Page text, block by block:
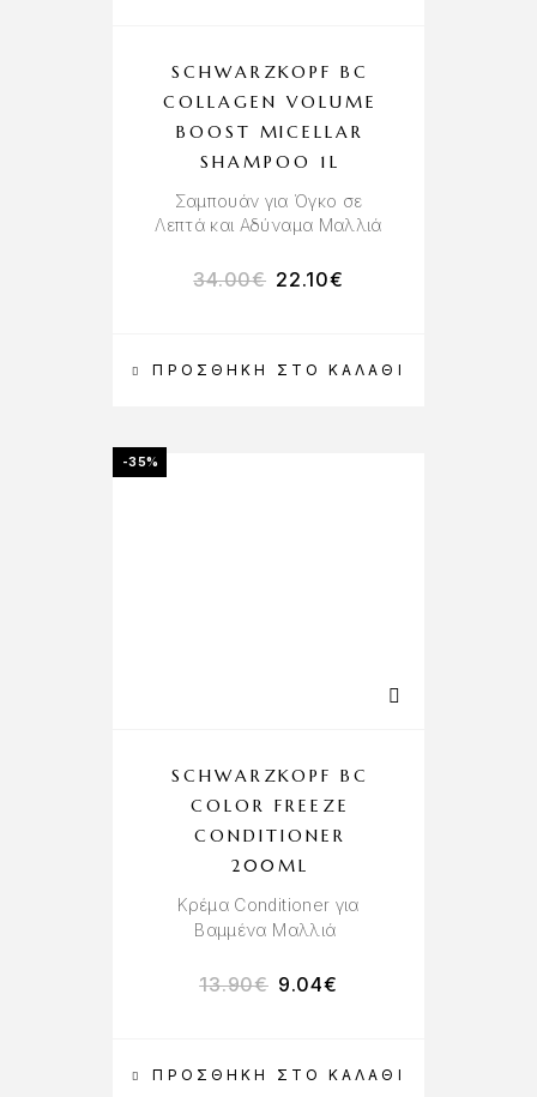
ΠΡΟΣΘΉΚΗ ΣΤΟ ΚΑΛΆΘΙ
SCHWARZKOPF BC
COLLAGEN VOLUME
BOOST MICELLAR
SHAMPOO 1L
Σαμπουάν για Όγκο σε
Λεπτά και Αδύναμα Μαλλιά
34.00€ 22.10€
-35%
ΠΡΟΣΘΉΚΗ ΣΤΟ ΚΑΛΆΘΙ
SCHWARZKOPF BC
COLOR FREEZE
CONDITIONER
200ML
Κρέμα Conditioner για
Βαμμένα Μαλλιά
13.90€ 9.04€